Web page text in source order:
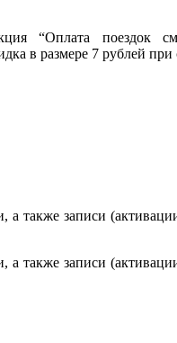
“Оплата поездок
в размере 7 рублей
также записи
также записи